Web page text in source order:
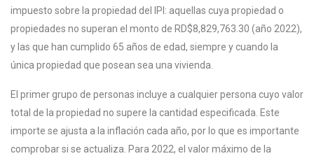
impuesto sobre la propiedad del IPI: aquellas cuya propiedad o
propiedades no superan el monto de RD$8,829,763.30 (año 2022),
y las que han cumplido 65 años de edad, siempre y cuando la
única propiedad que posean sea una vivienda.
El primer grupo de personas incluye a cualquier persona cuyo valor
total de la propiedad no supere la cantidad especificada. Este
importe se ajusta a la inflación cada año, por lo que es importante
comprobar si se actualiza. Para 2022, el valor máximo de la